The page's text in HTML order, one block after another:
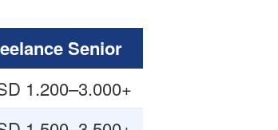
Senior
1.200–3.000+